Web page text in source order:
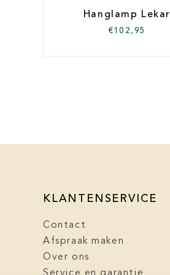
Hanglamp Lekar
€102,95
KLANTENSERVICE
Contact
Afspraak maken
Over ons